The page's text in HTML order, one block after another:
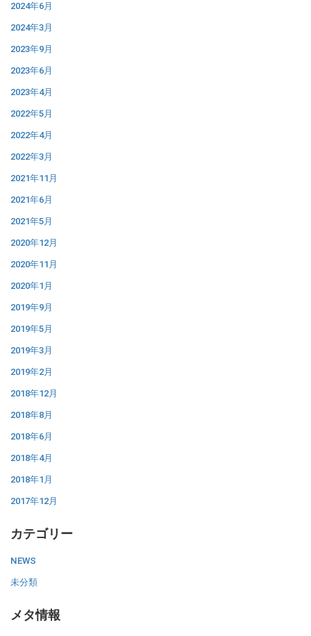
2024年6月
2024年3月
2023年9月
2023年6月
2023年4月
2022年5月
2022年4月
2022年3月
2021年11月
2021年6月
2021年5月
2020年12月
2020年11月
2020年1月
2019年9月
2019年5月
2019年3月
2019年2月
2018年12月
2018年8月
2018年6月
2018年4月
2018年1月
2017年12月
カテゴリー
NEWS
未分類
メタ情報